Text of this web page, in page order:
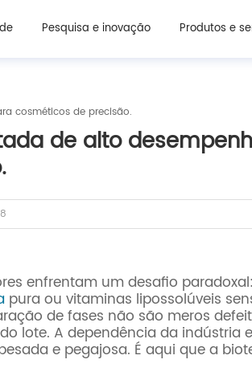
Pesquisa e inovação Produtos e
cosméticos de precisão.
de alto
enfrentam um desafio
pura ou vitaminas lipossolúveis
de fases não são meros
lote. A dependência da indústria
e pegajosa. É aqui que a